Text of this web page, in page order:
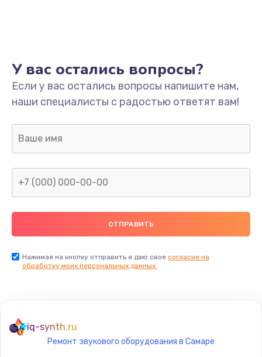
Не включается
1400 руб.
Заказать
Нет звука
800 руб.
Не видит флешку
400 руб.
Заказать
У вас остались вопросы?
Если у вас остались вопросы напишите нам,
наши специалисты с радостью ответят вам!
Нажимая на кнопку отправить я даю свое согласие на
обработку моих персональных данных.
iq-synth.ru
Ремонт звукового оборудования в Самаре